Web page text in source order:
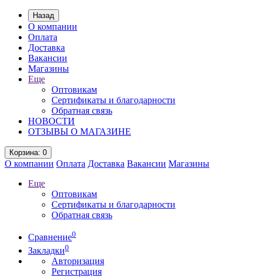
Назад
О компании
Оплата
Доставка
Вакансии
Магазины
Еще
Оптовикам
Сертификаты и благодарности
Обратная связь
НОВОСТИ
ОТЗЫВЫ О МАГАЗИНЕ
Корзина: 0
О компании Оплата Доставка Вакансии Магазины
Еще
Оптовикам
Сертификаты и благодарности
Обратная связь
Сравнение0
Закладки0
Авторизация
Регистрация